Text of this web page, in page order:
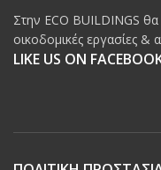
Στην ECO BUILDINGS θα
οικοδομικές εργασίες &
LIKE US ON